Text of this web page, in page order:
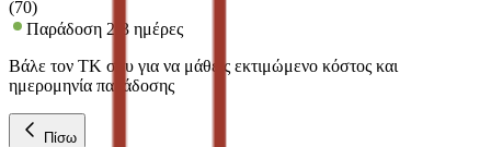
(70)
Παράδοση 2-3 ημέρες
Βάλε τον ΤΚ σου για να μάθεις εκτιμώμενο κόστος και
ημερομηνία παράδοσης
Πίσω